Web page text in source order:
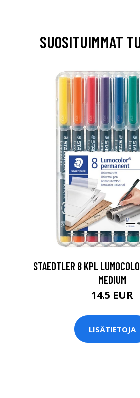
SUOSITUIMMAT
STAEDTLER 8 KPL
MEDIUM
14.5 EUR
LISÄTIETOJA